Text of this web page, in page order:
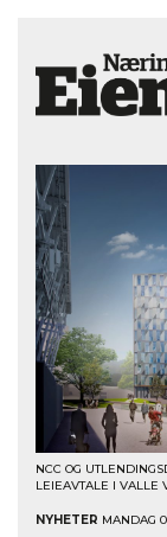
NCC OG
LEIEAVTALE I VALLE
NYHETER MANDAG